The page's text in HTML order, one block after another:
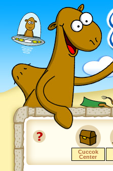
Cuccok
Center